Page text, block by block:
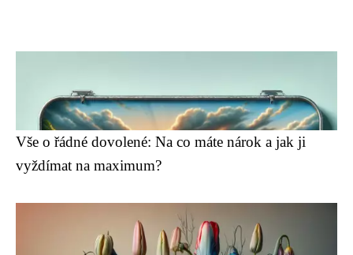
Vše o řádné dovolené: Na co máte nárok a jak ji
vyždímat na maximum?